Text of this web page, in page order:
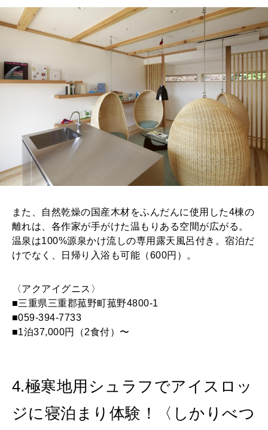
また、自然乾燥の国産木材をふんだんに使用した4棟の
離れは、各作家が手がけた温もりある空間が広がる。
温泉は100%源泉かけ流しの専用露天風呂付き。宿泊だ
けでなく、日帰り入浴も可能（600円）。
〈アクアイグニス〉
■三重県三重郡菰野町菰野4800-1
■059-394-7733
■1泊37,000円（2食付）〜
4.極寒地用シュラフでアイスロッ
ジに寝泊まり体験！〈しかりべつ